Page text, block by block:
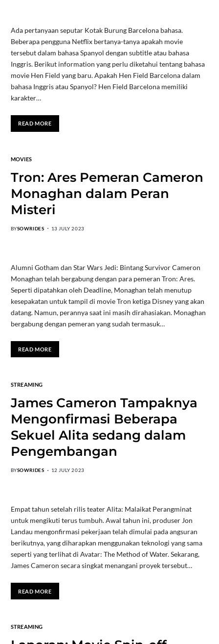
Ada pertanyaan seputar Kotak Burung Barcelona bahasa.
Beberapa pengguna Netflix bertanya-tanya apakah movie
tersebut dalam bahasa Spanyol dengan subtitle atau bahasa
Inggris. Berikut information yang perlu diketahui tentang bahasa
movie Hen Field yang baru. Apakah Hen Field Barcelona dalam
bahasa Inggris atau Spanyol? Hen Field Barcelona memiliki
karakter…
READ MORE
MOVIES
Tron: Ares Pemeran Cameron
Monaghan dalam Peran
Misteri
BYSOWRIDES 13 JULY 2023
Alumni Gotham dan Star Wars Jedi: Bintang Survivor Cameron
Monaghan telah bergabung dengan para pemeran Tron: Ares.
Seperti dipatahkan oleh Deadline, Monaghan telah menutup
kesepakatan untuk tampil di movie Tron ketiga Disney yang akan
datang. Namun, perannya saat ini masih dirahasiakan. Monaghan
bergabung dengan pemeran yang sudah termasuk…
READ MORE
STREAMING
James Cameron Tampaknya
Mengonfirmasi Beberapa
Sekuel Alita sedang dalam
Pengembangan
BYSOWRIDES 12 JULY 2023
Empat tahun setelah rilis teater Alita: Malaikat Perangminat
untuk mengikuti terus tumbuh. Awal tahun ini, produser Jon
Landau mengonfirmasi pekerjaan telah dimulai pada angsuran
berikutnya, yang diharapkan menggunakan teknologi yang sama
seperti yang terlihat di Avatar: The Method of Water. Sekarang,
James Cameron secara singkat menangani proyek tersebut…
READ MORE
STREAMING